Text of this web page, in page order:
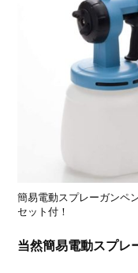
簡易電動スプレーガンペ
セット付！
当然簡易電動スプレ